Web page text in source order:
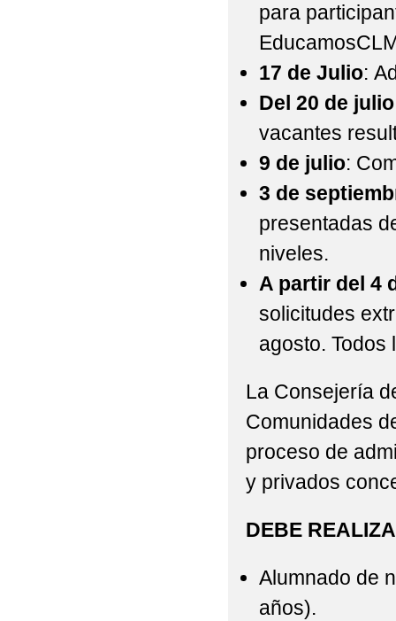
para
17 de Julio:
Del 20 de
vacantes
9 de julio:
3 de
presentadas
niveles.
A partir del 4
solicitudes
agosto. Todos
La Consejería
Comunidades
proceso de
y privados
DEBE
Alumnado de
años).